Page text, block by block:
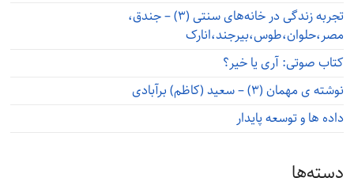
تجربه زندگی در خانه‌های سنتی (۳) – جندق،
مصر،حلوان،طوس،بیرجند،انارک
کتاب صوتی: آری یا خیر؟
نوشته ی مهمان (۳) – سعید (کاظم) برآبادی
داده ها و توسعه پایدار
دسته‌ها